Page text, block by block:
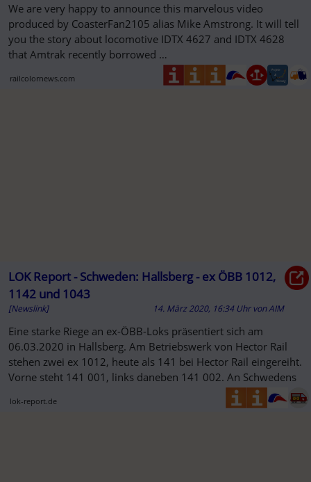
We are very happy to announce this marvelous video
produced by CoasterFan2105 alias Mike Amstrong. It will tell
you the story about locomotive IDTX 4627 and IDTX 4628
that Amtrak recently borrowed …
railcolornews.com
LOK Report - Schweden: Hallsberg - ex ÖBB 1012,
1142 und 1043
[Newslink] 14. März 2020, 16:34 Uhr vonAIM
Eine starke Riege an ex-ÖBB-Loks präsentiert sich am
06.03.2020 in Hallsberg. Am Betriebswerk von Hector Rail
stehen zwei ex 1012, heute als 141 bei Hector Rail eingereiht.
Vorne steht 141 001, links daneben 141 002. An Schwedens
lok-report.de